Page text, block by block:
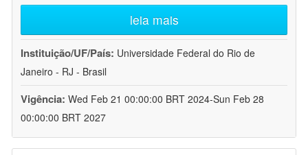
leia mais
Instituição/UF/País: Universidade Federal do Rio de
Janeiro - RJ - Brasil
Vigência: Wed Feb 21 00:00:00 BRT 2024-Sun Feb 28
00:00:00 BRT 2027